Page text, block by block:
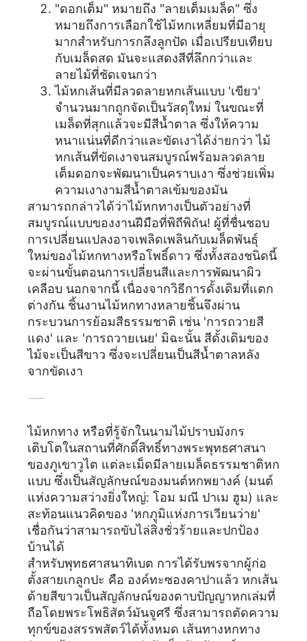
"ดอกเต็ม" หมายถึง "ลายเต็มเมล็ด" ซึ่ง
หมายถึงการเลือกใช้ไม้หกเหลี่ยมที่มีอายุ
มากสำหรับการกลึงลูกปัด เมื่อเปรียบเทียบ
กับเมล็ดสด มันจะแสดงสีที่ลึกกว่าและ
ลายไม้ที่ชัดเจนกว่า
ไม้หกเส้นที่มีลวดลายหกเส้นแบบ 'เขียว'
จำนวนมากถูกจัดเป็นวัสดุใหม่ ในขณะที่
เมล็ดที่สุกแล้วจะมีสีน้ำตาล ซึ่งให้ความ
หนาแน่นที่ดีกว่าและขัดเงาได้ง่ายกว่า ไม้
หกเส้นที่ขัดเงาจนสมบูรณ์พร้อมลวดลาย
เต็มดอกจะพัฒนาเป็นคราบเงา ซึ่งช่วยเพิ่ม
ความเงางามสีน้ำตาลเข้มของมัน
สามารถกล่าวได้ว่าไม้หกทางเป็นตัวอย่างที่
สมบูรณ์แบบของงานฝีมือที่พิถีพิถัน! ผู้ที่ชื่นชอบ
การเปลี่ยนแปลงอาจเพลิดเพลินกับเมล็ดพันธุ์
ใหม่ของไม้หกทางหรือโพธิ์ดาว ซึ่งทั้งสองชนิดนี้
จะผ่านขั้นตอนการเปลี่ยนสีและการพัฒนาผิว
เคลือบ นอกจากนี้ เนื่องจากวิธีการดั้งเดิมที่แตก
ต่างกัน ชิ้นงานไม้หกทางหลายชิ้นจึงผ่าน
กระบวนการย้อมสีธรรมชาติ เช่น 'การถวายสี
แดง' และ 'การถวายเนย' มิฉะนั้น สีดั้งเดิมของ
ไม้จะเป็นสีขาว ซึ่งจะเปลี่ยนเป็นสีน้ำตาลหลัง
จากขัดเงา
ไม้หกทาง หรือที่รู้จักในนามไม้ปราบมังกร
เติบโตในสถานที่ศักดิ์สิทธิ์ทางพระพุทธศาสนา
ของภูเขาวูไต แต่ละเม็ดมีลายเมล็ดธรรมชาติหก
แบบ ซึ่งเป็นสัญลักษณ์ของมนต์หกพยางค์ (มนต์
แห่งความสว่างยิ่งใหญ่: โอม มณี ปาเม ฮูม) และ
สะท้อนแนวคิดของ 'หกภูมิแห่งการเวียนว่าย'
เชื่อกันว่าสามารถขับไล่สิ่งชั่วร้ายและปกป้อง
บ้านได้
สำหรับพุทธศาสนาทิเบต การได้รับพรจากผู้ก่อ
ตั้งสายเกลูกปะ คือ องค์ทะซองคาปาแล้ว หกเส้น
ด้ายสีขาวเป็นสัญลักษณ์ของดาบปัญญาหกเล่มที่
ถือโดยพระโพธิสัตว์มันจูศรี ซึ่งสามารถตัดความ
ทุกข์ของสรรพสัตว์ได้ทั้งหมด เส้นทางหกทาง